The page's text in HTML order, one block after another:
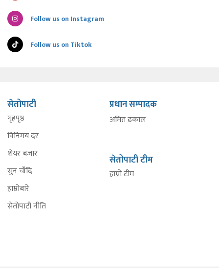
Follow us on Instagram
Follow us on Tiktok
सेतोपाटी
गृहपृष्ठ
विनिमय दर
शेयर बजार
सुन चाँदि
हाम्रोबारे
सेतोपाटी नीति
प्रधान सम्पादक
अमित ढकाल
सेतोपाटी टीम
हाम्रो टीम